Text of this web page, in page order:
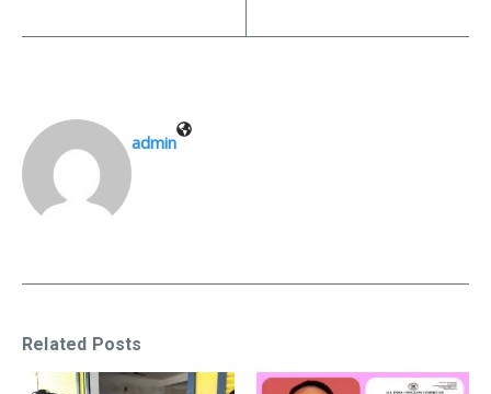
admin
Related Posts